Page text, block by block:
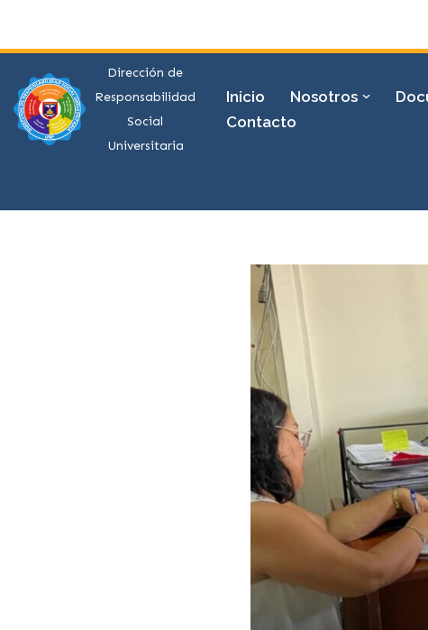
Saltar
contenido
Dirección de
Responsabilidad
Social
Universitaria
Inicio Nosotros
Contacto